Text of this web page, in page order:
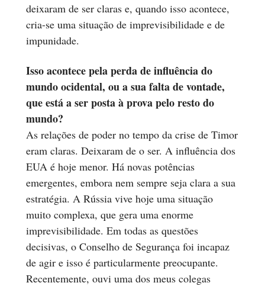
deixaram de ser claras e, quando isso acontece,
cria-se uma situação de imprevisibilidade e de
impunidade.
Isso acontece pela perda de influência do
mundo ocidental, ou a sua falta de vontade,
que está a ser posta à prova pelo resto do
mundo?
As relações de poder no tempo da crise de Timor
eram claras. Deixaram de o ser. A influência dos
EUA é hoje menor. Há novas potências
emergentes, embora nem sempre seja clara a sua
estratégia. A Rússia vive hoje uma situação
muito complexa, que gera uma enorme
imprevisibilidade. Em todas as questões
decisivas, o Conselho de Segurança foi incapaz
de agir e isso é particularmente preocupante.
Recentemente, ouvi uma dos meus colegas